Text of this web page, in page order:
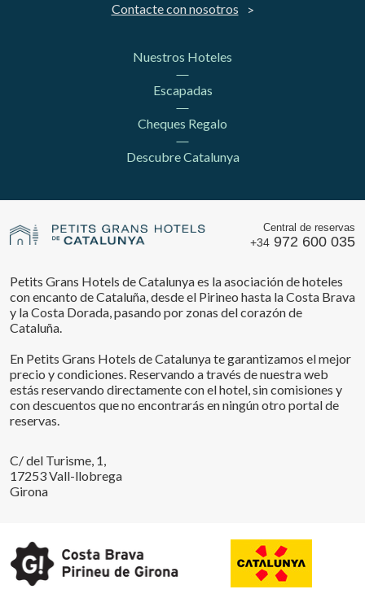
Contacte con nosotros
Nuestros Hoteles
Escapadas
Cheques Regalo
Descubre Catalunya
Central de reservas
+34 972 600 035
Petits Grans Hotels de Catalunya es la asociación de hoteles
con encanto de Cataluña, desde el Pirineo hasta la Costa Brava
y la Costa Dorada, pasando por zonas del corazón de
Cataluña.
En Petits Grans Hotels de Catalunya te garantizamos el mejor
precio y condiciones. Reservando a través de nuestra web
estás reservando directamente con el hotel, sin comisiones y
con descuentos que no encontrarás en ningún otro portal de
reservas.
C/ del Turisme, 1,
17253 Vall-llobrega
Girona
Guardar configuración Aceptar todas